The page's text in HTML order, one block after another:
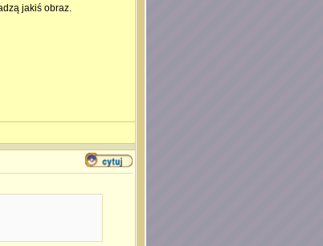
jakiś obraz.